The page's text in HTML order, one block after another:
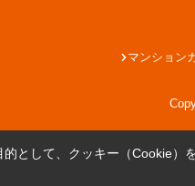
マンション
として、クッキー（Cookie）